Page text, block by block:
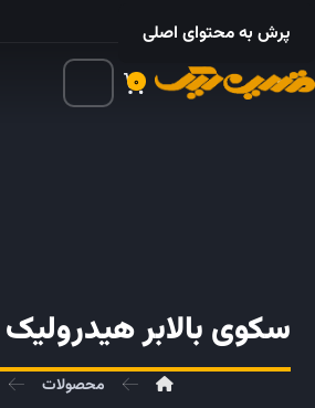
۰۲۱ – ۵۵۲۴ ۵۳۲۵
۰
پرش به محتوای اصلی
سکوی بالابر
محصولات